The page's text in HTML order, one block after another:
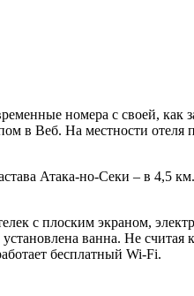
номера с своей,
в Веб. На местности отеля
Атака-но-Секи – в
с плоским экраном,
ванна. Не считая
бесплатный Wi-Fi.